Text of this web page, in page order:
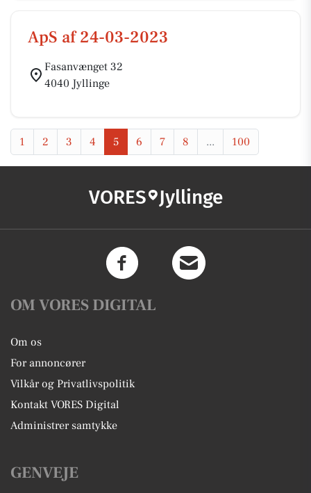
ApS af 24-03-2023
Fasanvænget 32
4040 Jyllinge
1 2 3 4 5 6 7 8 ... 100
VORES Jyllinge
OM VORES DIGITAL
Om os
For annoncører
Vilkår og Privatlivspolitik
Kontakt VORES Digital
Administrer samtykke
GENVEJE